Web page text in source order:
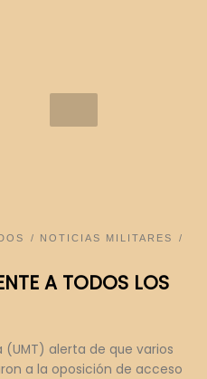
NOTICIAS MILITARES
A TODOS LOS
(UMT) alerta de que varios
a la oposición de acceso